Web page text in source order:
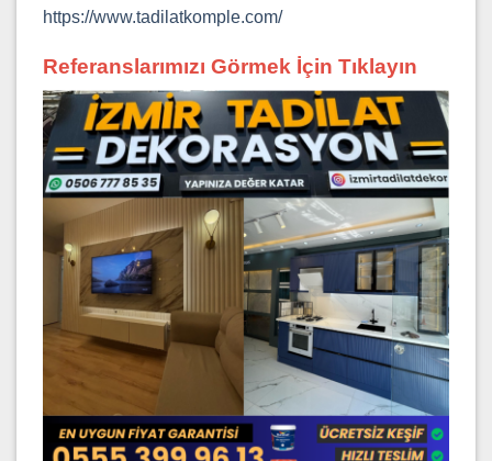
https://www.tadilatkomple.com/
Referanslarımızı Görmek İçin Tıklayın